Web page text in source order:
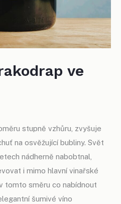
ve
stupně vzhůru, zvyšuje
na osvěžující bubliny. Svět
nádherně nabobtnal,
i mimo hlavní vinařské
tomto směru co nabídnout
šumivé víno